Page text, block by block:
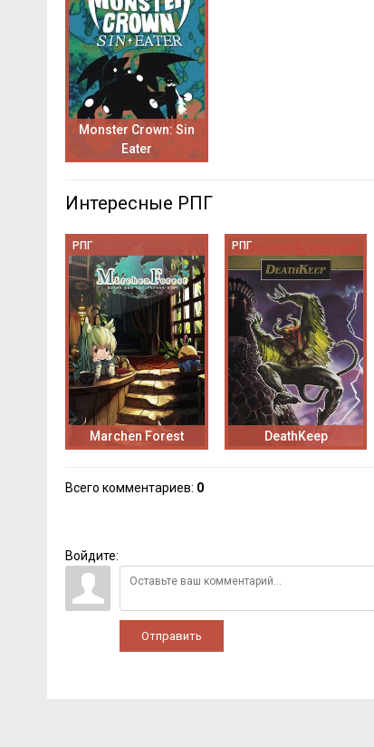
Monster Crown: Sin
Eater
Интересные РПГ
РПГ
Marchen Forest
РПГ
DeathKeep
Всего комментариев: 0
Войдите:
Отправить